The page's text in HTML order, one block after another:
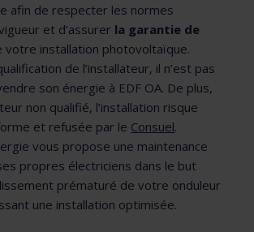
afin de respecter les normes
et d’assurer la garantie de
votre installation photovoltaïque.
de l’installateur, il n’est pas
son énergie à EDF OA. De plus,
non qualifié, l’installation risque
et refusée par le Consuel.
vous propose une maintenance
propres électriciens dans le but
prématuré de votre onduleur
une installation optimisée.